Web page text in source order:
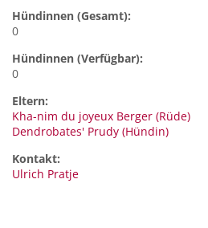
Hündinnen (Gesamt):
0
Hündinnen (Verfügbar):
0
Eltern:
Kha-nim du joyeux Berger (Rüde)
Dendrobates' Prudy (Hündin)
Kontakt:
Ulrich Pratje